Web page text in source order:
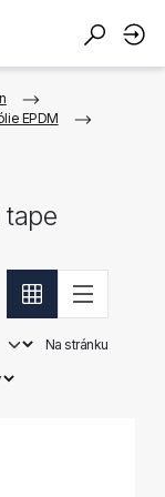
EPDM
Na stránku